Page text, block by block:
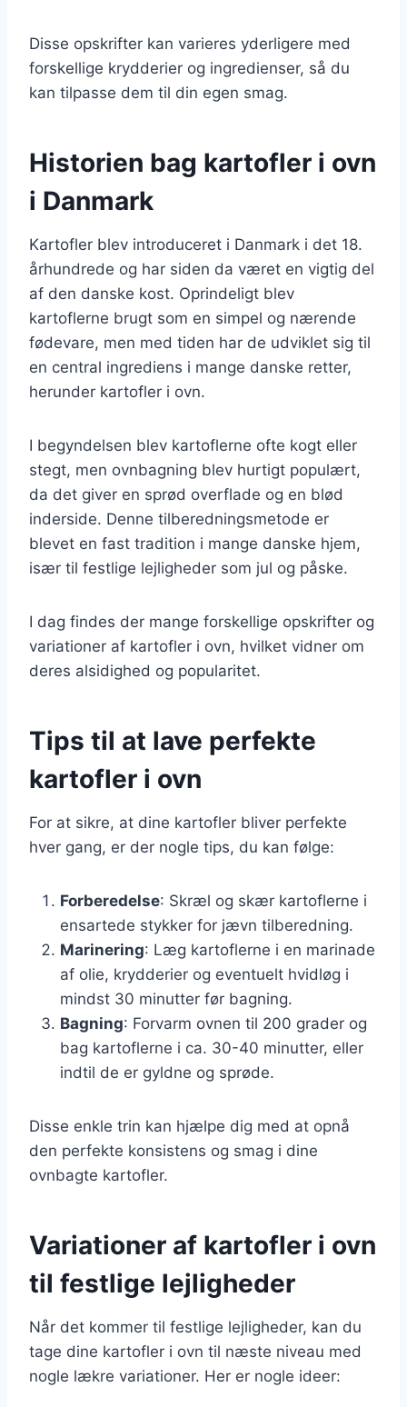
Disse opskrifter kan varieres yderligere med
forskellige krydderier og ingredienser, så du
kan tilpasse dem til din egen smag.
Historien bag kartofler i ovn
i Danmark
Kartofler blev introduceret i Danmark i det 18.
århundrede og har siden da været en vigtig del
af den danske kost. Oprindeligt blev
kartoflerne brugt som en simpel og nærende
fødevare, men med tiden har de udviklet sig til
en central ingrediens i mange danske retter,
herunder kartofler i ovn.
I begyndelsen blev kartoflerne ofte kogt eller
stegt, men ovnbagning blev hurtigt populært,
da det giver en sprød overflade og en blød
inderside. Denne tilberedningsmetode er
blevet en fast tradition i mange danske hjem,
især til festlige lejligheder som jul og påske.
I dag findes der mange forskellige opskrifter og
variationer af kartofler i ovn, hvilket vidner om
deres alsidighed og popularitet.
Tips til at lave perfekte
kartofler i ovn
For at sikre, at dine kartofler bliver perfekte
hver gang, er der nogle tips, du kan følge:
Forberedelse: Skræl og skær kartoflerne i
ensartede stykker for jævn tilberedning.
Marinering: Læg kartoflerne i en marinade
af olie, krydderier og eventuelt hvidløg i
mindst 30 minutter før bagning.
Bagning: Forvarm ovnen til 200 grader og
bag kartoflerne i ca. 30-40 minutter, eller
indtil de er gyldne og sprøde.
Disse enkle trin kan hjælpe dig med at opnå
den perfekte konsistens og smag i dine
ovnbagte kartofler.
Variationer af kartofler i ovn
til festlige lejligheder
Når det kommer til festlige lejligheder, kan du
tage dine kartofler i ovn til næste niveau med
nogle lækre variationer. Her er nogle ideer: